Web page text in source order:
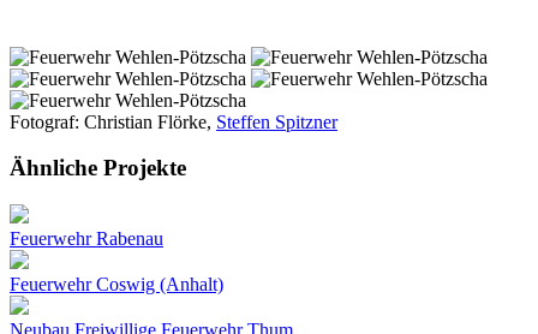
Fotograf: Christian Flörke, Steffen Spitzner
Ähnliche Projekte
Feuerwehr Rabenau
Feuerwehr Coswig (Anhalt)